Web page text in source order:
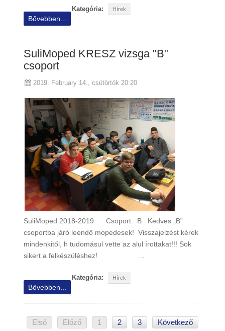
Kategória: Hírek
Bővebben...
SuliMoped KRESZ vizsga "B"
csoport
2019. February 14., csütörtök 20:20
SuliMoped 2018-2019 Csoport: B Kedves „B”
csoportba járó leendő mopedesek! Visszajelzést kérek
mindenkitől, h tudomásul vette az alul írottakat!!! Sok
sikert a felkészüléshez! …
Kategória: Hírek
Bővebben...
Első Előző 1 2 3 Következő